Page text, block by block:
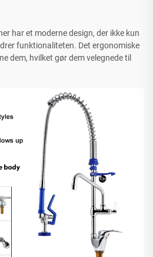
har et moderne design, der ikke kun
funktionaliteten. Det ergonomiske
dem, hvilket gør dem velegnede til